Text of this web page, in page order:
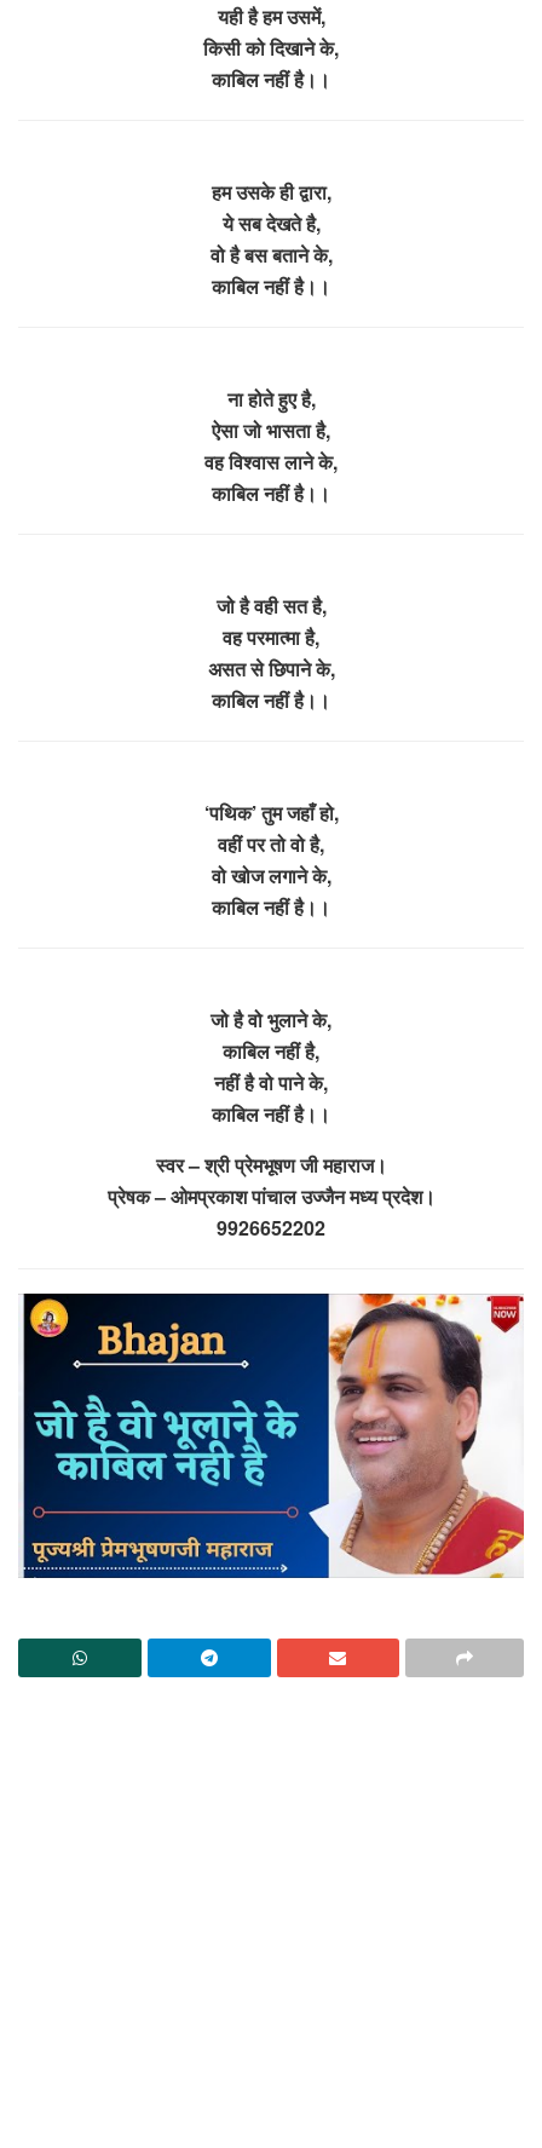
यही है हम उसमें,
किसी को दिखाने के,
काबिल नहीं है।।
हम उसके ही द्वारा,
ये सब देखते है,
वो है बस बताने के,
काबिल नहीं है।।
ना होते हुए है,
ऐसा जो भासता है,
वह विश्वास लाने के,
काबिल नहीं है।।
जो है वही सत है,
वह परमात्मा है,
असत से छिपाने के,
काबिल नहीं है।।
‘पथिक’ तुम जहाँ हो,
वहीं पर तो वो है,
वो खोज लगाने के,
काबिल नहीं है।।
जो है वो भुलाने के,
काबिल नहीं है,
नहीं है वो पाने के,
काबिल नहीं है।।
स्वर – श्री प्रेमभूषण जी महाराज।
प्रेषक – ओमप्रकाश पांचाल उज्जैन मध्य प्रदेश।
9926652202